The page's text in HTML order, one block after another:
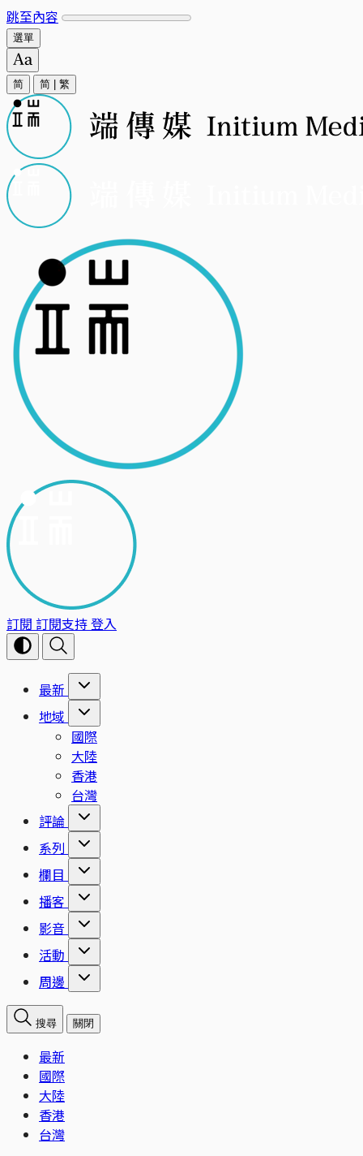
跳至內容
選單
简 简 繁
訂閱 訂閱支持登入
最新
地域
國際
大陸
香港
台灣
評論
系列
欄目
播客
影音
活動
周邊
搜尋 關閉
最新
國際
大陸
香港
台灣